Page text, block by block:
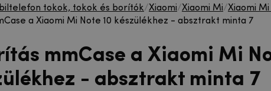
tokok, tokok és borítók/Xiaomi/Xiaomi Mi/Xiaomi Mi
a Xiaomi Mi Note 10 készülékhez - absztrakt minta 7
mmCase a Xiaomi Mi
- absztrakt minta 7